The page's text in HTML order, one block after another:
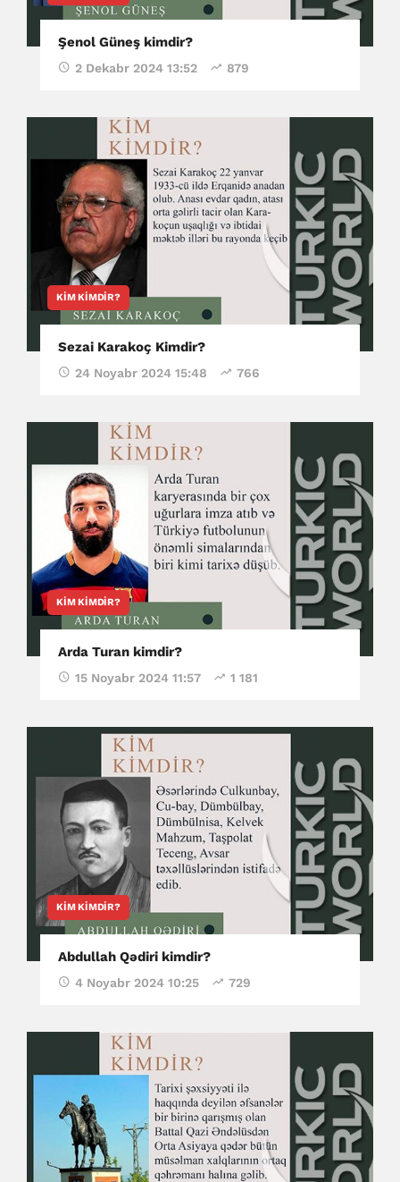
Şenol Güneş kimdir?
2 Dekabr 2024 13:52 879
KIM KIMDIR?
Sezai Karakoç Kimdir?
24 Noyabr 2024 15:48 766
KIM KIMDIR?
Arda Turan kimdir?
15 Noyabr 2024 11:57 1 181
KIM KIMDIR?
Abdullah Qədiri kimdir?
4 Noyabr 2024 10:25 729